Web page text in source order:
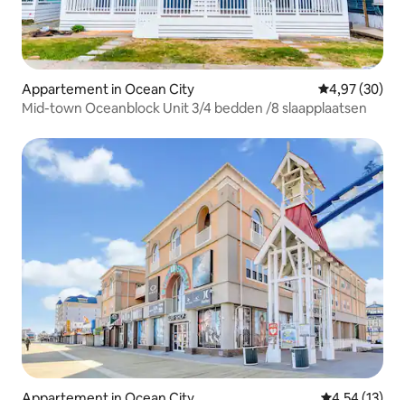
Appartement in Ocean City Gemiddelde
4,97 (30)
Mid-town Oceanblock Unit 3/4 bedden /8 slaapplaatsen